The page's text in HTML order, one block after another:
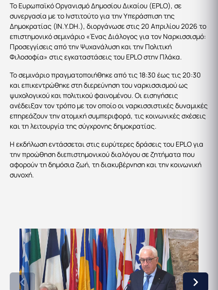
Το Ευρωπαϊκό Οργανισμό Δημοσίου Δικαίου (EPLO), σε
συνεργασία με το Ινστιτούτο για την Υπεράσπιση της
Δημοκρατίας (IN.Y.DH.), διοργάνωσε στις 20 Απριλίου 2026 το
επιστημονικό σεμινάριο «Ένας Διάλογος για τον Ναρκισσισμό:
Προσεγγίσεις από την Ψυχανάλυση και την Πολιτική
Φιλοσοφία» στις εγκαταστάσεις του EPLO στην Πλάκα.
Το σεμινάριο πραγματοποιήθηκε από τις 18:30 έως τις 20:30
και επικεντρώθηκε στη διερεύνηση του ναρκισσισμού ως
ψυχολογικού και πολιτικού φαινομένου. Οι εισηγήσεις
ανέδειξαν τον τρόπο με τον οποίο οι ναρκισσιστικές δυναμικές
επηρεάζουν την ατομική συμπεριφορά, τις κοινωνικές σχέσεις
και τη λειτουργία της σύγχρονης δημοκρατίας.
Η εκδήλωση εντάσσεται στις ευρύτερες δράσεις του EPLO για
την προώθηση διεπιστημονικού διαλόγου σε ζητήματα που
αφορούν τη δημόσια ζωή, τη διακυβέρνηση και την κοινωνική
συνοχή.